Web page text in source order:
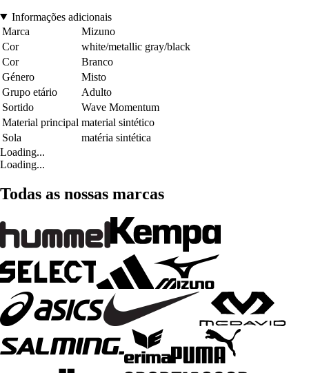
Informações adicionais
Marca
Mizuno
Cor
white/metallic gray/black
Cor
Branco
Género
Misto
Grupo etário
Adulto
Sortido
Wave Momentum
Material principal material sintético
Sola
matéria sintética
Loading...
Loading...
Todas as nossas marcas